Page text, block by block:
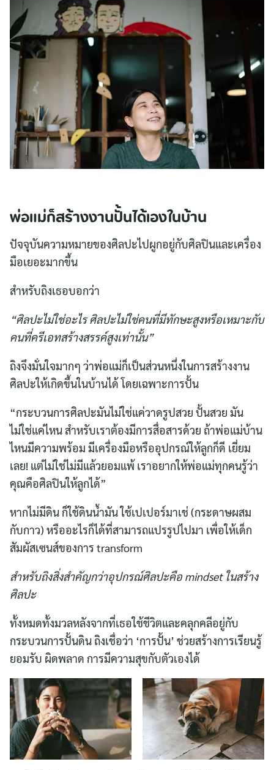
พ่อแม่ก็สร้างงานปั้นได้เองในบ้าน
ปัจจุบันความหมายของศิลปะไปผูกอยู่กับศิลปินและเครื่อง
มือเยอะมากขึ้น
สำหรับถิงเธอบอกว่า
“ศิลปะไม่ใช่อะไร ศิลปะไม่ใช่คนที่มีทักษะสูงหรือเหมาะกับ
คนที่ครีเอทสร้างสรรค์สูงเท่านั้น”
ถิงจึงมั่นใจมากๆ ว่าพ่อแม่ก็เป็นส่วนหนึ่งในการสร้างงาน
ศิลปะให้เกิดขึ้นในบ้านได้ โดยเฉพาะการปั้น
“กระบวนการศิลปะมันไม่ใช่แค่วาดรูปสวย ปั้นสวย มัน
ไม่ใช่แค่ไหน สำหรับเราต้องมีการสื่อสารด้วย ถ้าพ่อแม่บ้าน
ไหนมีความพร้อม มีเครื่องมือหรืออุปกรณ์ให้ลูกก็ดี เยี่ยม
เลย! แต่ไม่ใช่ไม่มีแล้วยอมแพ้ เราอยากให้พ่อแม่ทุกคนรู้ว่า
คุณคือศิลปินให้ลูกได้”
หากไม่มีดิน ก็ใช้ดินน้ำมัน ใช้เปเปอร์มาเช่ (กระดาษผสม
กับกาว) หรืออะไรก็ได้ที่สามารถแปรรูปไปมา เพื่อให้เด็ก
สัมผัสเซนส์ของการ transform
สำหรับถิงสิ่งสำคัญกว่าอุปกรณ์ศิลปะคือ mindset ในสร้าง
ศิลปะ
ทั้งหมดทั้งมวลหลังจากที่เธอใช้ชีวิตและคลุกคลีอยู่กับ
กระบวนการปั้นดิน ถิงเชื่อว่า ‘การปั้น’ ช่วยสร้างการเรียนรู้
ยอมรับ ผิดพลาด การมีความสุขกับตัวเองได้